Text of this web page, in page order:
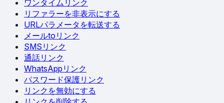
ワンタイムリンク
リファラーを非表示にする
URLパラメータを転送する
メールtoリンク
SMSリンク
通話リンク
WhatsAppリンク
パスワード保護リンク
リンクを無効にする